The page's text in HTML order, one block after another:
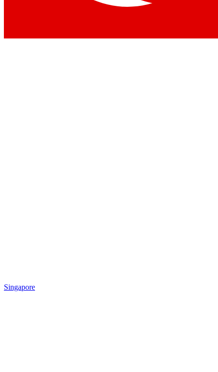
Singapore